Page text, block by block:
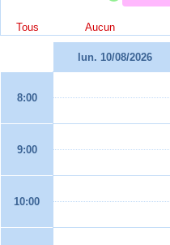
Tous Aucun
lun. 10/08/2026
8:00
9:00
10:00